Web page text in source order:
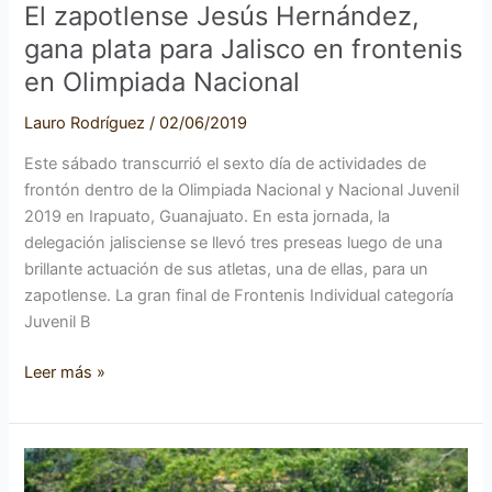
El zapotlense Jesús Hernández,
gana plata para Jalisco en frontenis
en Olimpiada Nacional
Lauro Rodríguez/02/06/2019
Este sábado transcurrió el sexto día de actividades de
frontón dentro de la Olimpiada Nacional y Nacional Juvenil
2019 en Irapuato, Guanajuato. En esta jornada, la
delegación jalisciense se llevó tres preseas luego de una
brillante actuación de sus atletas, una de ellas, para un
zapotlense. La gran final de Frontenis Individual categoría
Juvenil B
Nacional
Leer más »
Zapotlenses
dan